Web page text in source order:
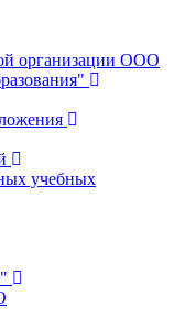
организации ООО
учебных